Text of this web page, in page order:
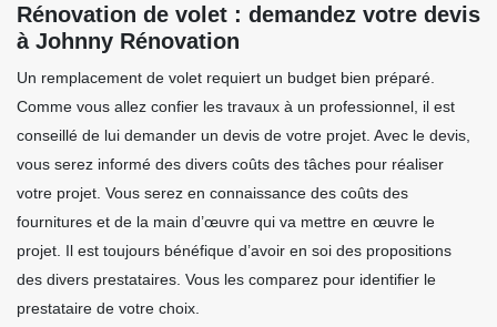
Rénovation de volet : demandez votre devis
à Johnny Rénovation
Un remplacement de volet requiert un budget bien préparé.
Comme vous allez confier les travaux à un professionnel, il est
conseillé de lui demander un devis de votre projet. Avec le devis,
vous serez informé des divers coûts des tâches pour réaliser
votre projet. Vous serez en connaissance des coûts des
fournitures et de la main d’œuvre qui va mettre en œuvre le
projet. Il est toujours bénéfique d’avoir en soi des propositions
des divers prestataires. Vous les comparez pour identifier le
prestataire de votre choix.